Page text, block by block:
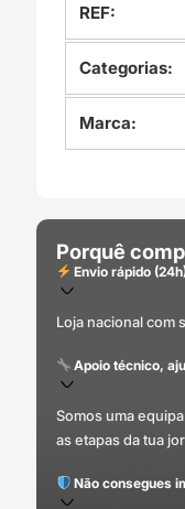
REF:
Categorias:
Marca:
Porquê
Envio rápido
Loja nacional com
Apoio técnico,
Somos uma
as etapas da tua
Não consegues